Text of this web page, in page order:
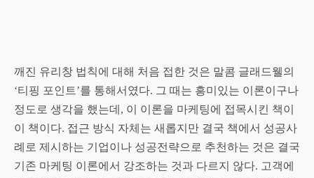
깨진 유리창 법칙에 대해 처음 접한 것은 말콤 글래드웰의
‘티핑 포인트 ’를 통해서였다. 그 때는 흥미있는 이론이구나
정도로 생각을 했는데 , 이 이론을 마케팅에 접목시킨 책이
이 책이다. 접근 방식 자체는 새롭지만 결국 책에서 성공사
례로 제시하는 기업이나 성공전략으로 추천하는 것은 결국
기존 마케팅 이론에서 강조하는 것과 다르지 않다. 고객에